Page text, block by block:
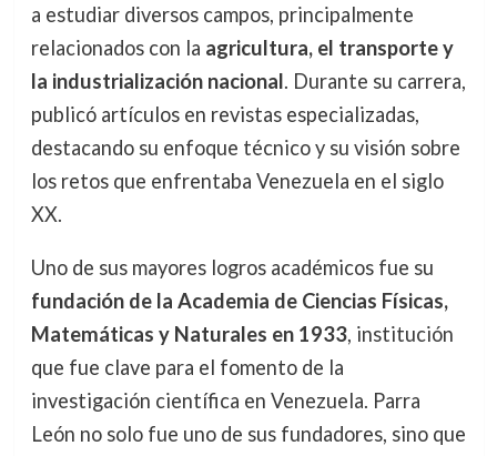
a estudiar diversos campos, principalmente
relacionados con la agricultura, el transporte y
la industrialización nacional. Durante su carrera,
publicó artículos en revistas especializadas,
destacando su enfoque técnico y su visión sobre
los retos que enfrentaba Venezuela en el siglo
XX.
Uno de sus mayores logros académicos fue su
fundación de la Academia de Ciencias Físicas,
Matemáticas y Naturales en 1933, institución
que fue clave para el fomento de la
investigación científica en Venezuela. Parra
León no solo fue uno de sus fundadores, sino que